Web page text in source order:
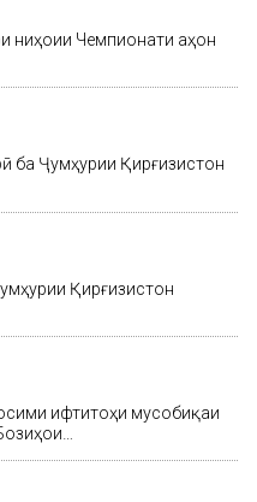
ниҳоии Чемпионати ҷаҳон
ба Ҷумҳурии Қирғизистон
Қирғизистон
ифтитоҳи мусобиқаи